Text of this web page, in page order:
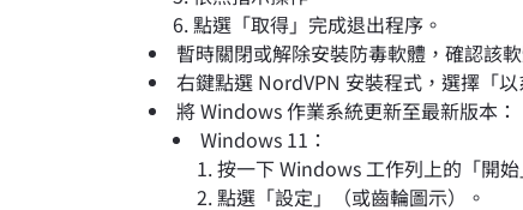
點選「取得」完成退出程序。
暫時關閉或解除安裝防毒軟體，確認該
右鍵點選 NordVPN 安裝程式，選擇「
將 Windows 作業系統更新至最新版本：
Windows 11：
按一下 Windows 工作列上的「開始
點選「設定」（或齒輪圖示）。